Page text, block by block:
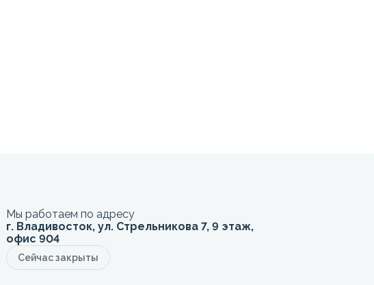
Мы работаем по адресу
г. Владивосток, ул. Стрельникова 7, 9 этаж,
офис 904
Сейчас закрыты